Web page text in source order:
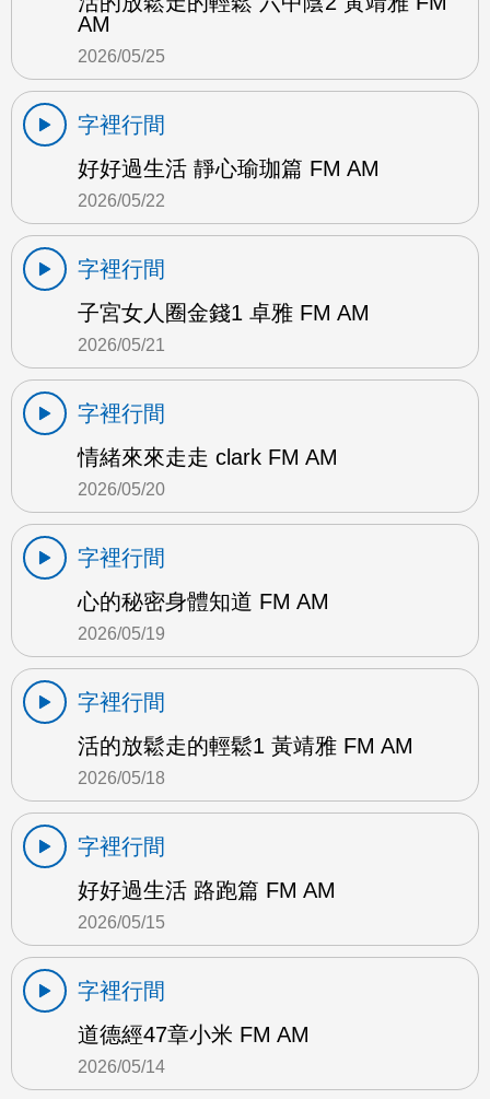
AM
2026/05/25
字裡行間
好好過生活 靜心瑜珈篇 FM AM
2026/05/22
字裡行間
子宮女人圈金錢1 卓雅 FM AM
2026/05/21
字裡行間
情緒來來走走 clark FM AM
2026/05/20
字裡行間
心的秘密身體知道 FM AM
2026/05/19
字裡行間
活的放鬆走的輕鬆1 黃靖雅 FM AM
2026/05/18
字裡行間
好好過生活 路跑篇 FM AM
2026/05/15
字裡行間
道德經47章小米 FM AM
2026/05/14